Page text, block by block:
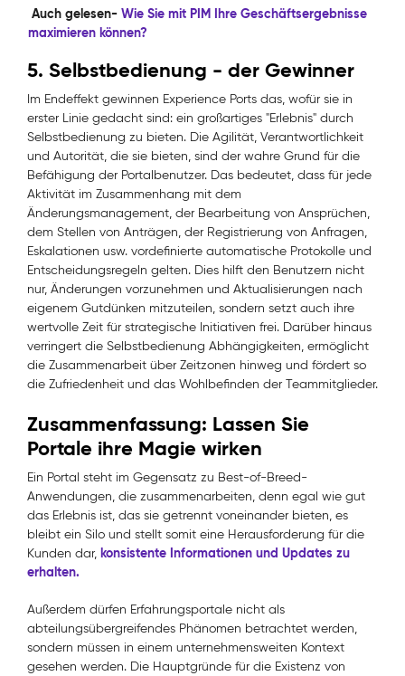
Auch gelesen- Wie Sie mit PIM Ihre Geschäftsergebnisse
maximieren können?
5. Selbstbedienung - der Gewinner
Im Endeffekt gewinnen Experience Ports das, wofür sie in
erster Linie gedacht sind: ein großartiges "Erlebnis" durch
Selbstbedienung zu bieten. Die Agilität, Verantwortlichkeit
und Autorität, die sie bieten, sind der wahre Grund für die
Befähigung der Portalbenutzer. Das bedeutet, dass für jede
Aktivität im Zusammenhang mit dem
Änderungsmanagement, der Bearbeitung von Ansprüchen,
dem Stellen von Anträgen, der Registrierung von Anfragen,
Eskalationen usw. vordefinierte automatische Protokolle und
Entscheidungsregeln gelten. Dies hilft den Benutzern nicht
nur, Änderungen vorzunehmen und Aktualisierungen nach
eigenem Gutdünken mitzuteilen, sondern setzt auch ihre
wertvolle Zeit für strategische Initiativen frei. Darüber hinaus
verringert die Selbstbedienung Abhängigkeiten, ermöglicht
die Zusammenarbeit über Zeitzonen hinweg und fördert so
die Zufriedenheit und das Wohlbefinden der Teammitglieder.
Zusammenfassung: Lassen Sie
Portale ihre Magie wirken
Ein Portal steht im Gegensatz zu Best-of-Breed-
Anwendungen, die zusammenarbeiten, denn egal wie gut
das Erlebnis ist, das sie getrennt voneinander bieten, es
bleibt ein Silo und stellt somit eine Herausforderung für die
Kunden dar, konsistente Informationen und Updates zu
erhalten.
Außerdem dürfen Erfahrungsportale nicht als
abteilungsübergreifendes Phänomen betrachtet werden,
sondern müssen in einem unternehmensweiten Kontext
gesehen werden. Die Hauptgründe für die Existenz von